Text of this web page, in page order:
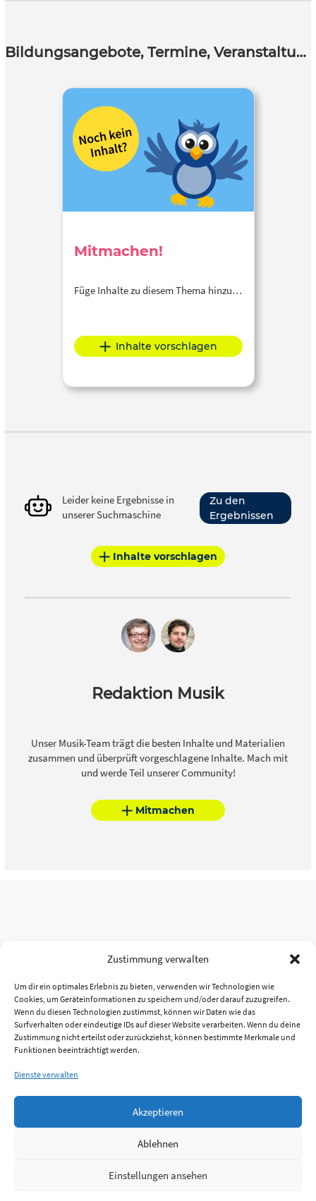
Zustimmung verwalten
Um dir ein optimales Erlebnis zu bieten, verwenden wir Technologien wie
Cookies, um Geräteinformationen zu speichern und/oder darauf zuzugreifen.
Wenn du diesen Technologien zustimmst, können wir Daten wie das
Surfverhalten oder eindeutige IDs auf dieser Website verarbeiten. Wenn du deine
Zustimmung nicht erteilst oder zurückziehst, können bestimmte Merkmale und
Funktionen beeinträchtigt werden.
Dienste verwalten
Akzeptieren
Ablehnen
Einstellungen ansehen
Bildungsangebote, Termine, Veranstaltungen
Mitmachen!
Füge Inhalte zu diesem Thema hinzu…
Inhalte vorschlagen
Leider keine Ergebnisse in
unserer Suchmaschine
Zu den
Ergebnissen
Inhalte vorschlagen
Redaktion Musik
Unser Musik-Team trägt die besten Inhalte und Materialien
zusammen und überprüft vorgeschlagene Inhalte. Mach mit
und werde Teil unserer Community!
Mitmachen
Anmelden